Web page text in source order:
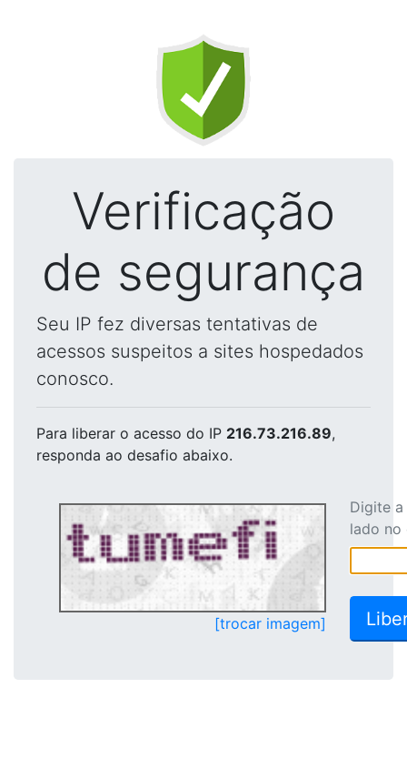
Verificação
de segurança
Seu IP fez diversas tentativas de
acessos suspeitos a sites hospedados
conosco.
Para liberar o acesso do IP 216.73.216.89,
responda ao desafio abaixo.
[trocar imagem]
Digite
lado no